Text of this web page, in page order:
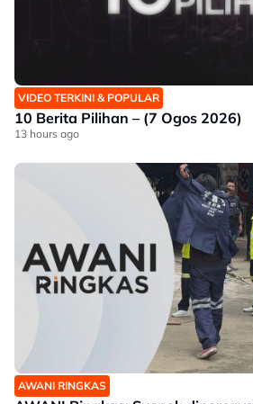
VIDEO TERKINI & POPULAR
10 Berita Pilihan – (7 Ogos 2026)
13 hours ago
AWANI RINGKAS